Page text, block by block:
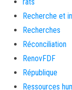
Recherche et
Recherches
Réconciliation
RenovFDF
République
Ressources